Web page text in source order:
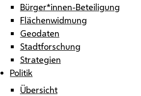
Bürger*innen-Beteiligung
Flächenwidmung
Geodaten
Stadtforschung
Strategien
Politik
Übersicht